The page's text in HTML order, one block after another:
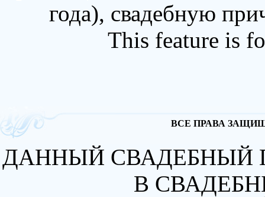
года), свадебную
This feature is
ВСЕ ПРАВА
ДАННЫЙ СВАДЕБНЫЙ
В